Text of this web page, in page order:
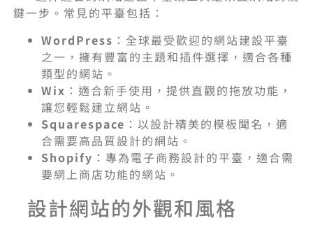
鍵一步。常見的平臺包括：
WordPress ：全球最受歡迎的網站建設平臺
之一，擁有豐富的主題和插件選擇，適合各種
類型的網站。
Wix ：適合新手使用，提供直觀的拖放功能，
讓您輕鬆建立網站。
Squarespace ：以設計精美的模板聞名，適
合需要高品質設計的網站。
Shopify ：專為電子商務設計的平臺，適合需
要網上商店功能的網站。
設計網站的外觀和風格